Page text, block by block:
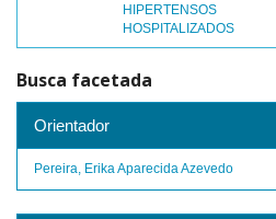
HIPERTENSOS
HOSPITALIZADOS
Busca facetada
Orientador
Pereira, Erika Aparecida Azevedo